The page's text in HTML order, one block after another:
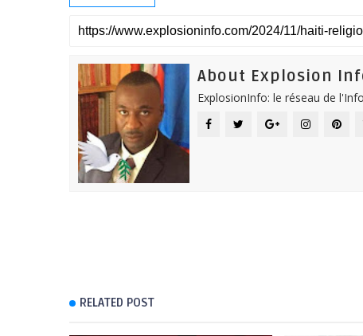
About Explosion
ExplosionInfo: le réseau de
RELATED POST